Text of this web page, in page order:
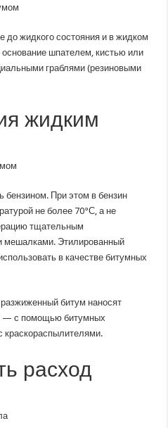
до жидкого состояния и в жидком
шпателем, кистью или
граблями (резиновыми
жидким
бензином. При этом в бензин
не более 70°С, а не
тщательным
мешалками. Этилированный
в качестве битумных
битум наносят
— с помощью битумных
краскораспылителями.
расход